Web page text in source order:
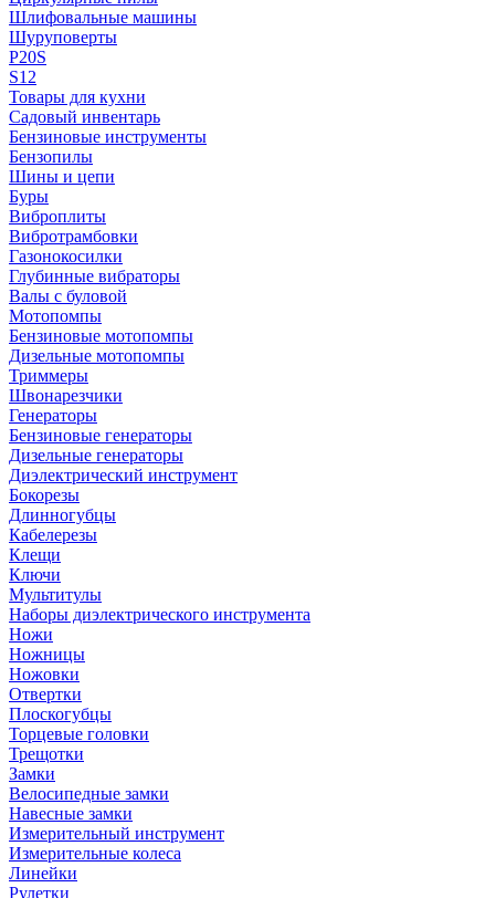
Шлифовальные машины
Шуруповерты
P20S
S12
Товары для кухни
Садовый инвентарь
Бензиновые инструменты
Бензопилы
Шины и цепи
Буры
Виброплиты
Вибротрамбовки
Газонокосилки
Глубинные вибраторы
Валы с буловой
Мотопомпы
Бензиновые мотопомпы
Дизельные мотопомпы
Триммеры
Швонарезчики
Генераторы
Бензиновые генераторы
Дизельные генераторы
Диэлектрический инструмент
Бокорезы
Длинногубцы
Кабелерезы
Клещи
Ключи
Мультитулы
Наборы диэлектрического инструмента
Ножи
Ножницы
Ножовки
Отвертки
Плоскогубцы
Торцевые головки
Трещотки
Замки
Велосипедные замки
Навесные замки
Измерительный инструмент
Измерительные колеса
Линейки
Рулетки